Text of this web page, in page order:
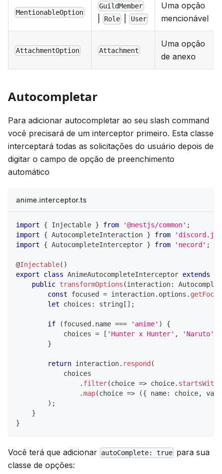
MentionableOption
GuildMember
Role | User
Uma opção
mencionável
AttachmentOption Attachment
Uma opção
de anexo
Autocompletar
Para adicionar autocompletar ao seu slash command
você precisará de um interceptor primeiro. Esta classe
interceptará todas as solicitações do usuário depois de
digitar o campo de opção de preenchimento
automático
anime.interceptor.ts
import { Injectable } from '@nestjs/common' ;
import
{ AutocompleteInteraction } from
'discord.js'
import
{ AutocompleteInterceptor } from 'necord' ;
@Injectable( )
export
class AnimeAutocompleteInterceptor extends
public transformOptions (interaction:
const focused = interaction. options .
let choices : string [ ] ;
if (focused . name === 'anime' )
{
            choices
= [ 'Hunter x Hunter' , 'Naruto'
}
return interaction. respond (
            choices
. filter(choice => choice. startsWith
.map(choice => ({ name: choice,
) ;
}
}
Você terá que adicionar autoComplete: true para sua
classe de opções: